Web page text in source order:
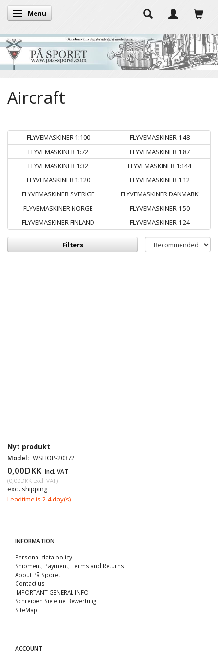
Toggle navigation
Menu
Aircraft
FLYVEMASKINER 1:100
FLYVEMASKINER 1:48
FLYVEMASKINER 1:72
FLYVEMASKINER 1:87
FLYVEMASKINER 1:32
FLYVEMASKINER 1:144
FLYVEMASKINER 1:120
FLYVEMASKINER 1:12
FLYVEMASKINER SVERIGE
FLYVEMASKINER DANMARK
FLYVEMASKINER NORGE
FLYVEMASKINER 1:50
FLYVEMASKINER FINLAND
FLYVEMASKINER 1:24
Filters
Nyt produkt
Model: WSHOP-20372
0,00DKK Incl. VAT
(0,00DKK Excl. VAT)
excl. shipping
Leadtime is 2-4 day(s)
INFORMATION
Personal data policy
Shipment, Payment, Terms and Returns
About På Sporet
Contact us
IMPORTANT GENERAL INFO
Schreiben Sie eine Bewertung
SiteMap
ACCOUNT